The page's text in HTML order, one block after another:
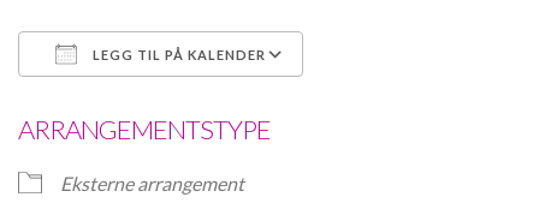
LEGG TIL PÅ KALENDER
ARRANGEMENTSTYPE
Eksterne arrangement